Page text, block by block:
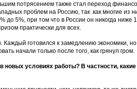
потрясением также стал переход
проблем на Россию, так .как многие из
5%, при том что в России он никогда ниже
практически для всех.
готовился к замедлению экономики,
начали только после того, как грянул гром.
условиях работы? В частности,